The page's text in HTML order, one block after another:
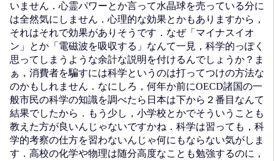
いません．心霊パワーとか言って水晶球を売っている分に
は全然気にしません．心理的な効果とかもありますから，
それはそれで効果がありそうです．なぜ「マイナスイオ
ン」とか「電磁波を吸収する」なんて一見，科学的っぽく
思ってしまうような余計な説明を付けるんでしょうか？ま
ぁ，消費者を騙すには科学というのは打ってつけの方法な
のかもしれません．なにしろ，何年か前にOECD諸国の一
般市民の科学の知識を調べたら日本は下から２番目なんて
結果でしたから．もう少し，小学校とかでそういうことも
教えた方が良いんじゃないですかね．科学は習っても，科
学的考察の仕方を習わないんじゃ何にもならない気がしま
す．高校の化学や物理は随分高度なことも勉強するのに，